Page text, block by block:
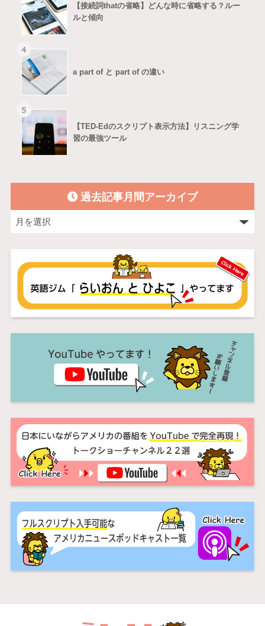
【接続詞thatの省略】どんな時に省略する？ルー
ルと傾向
4
a part of と part of の違い
5
【TED-Edのスクリプト表示方法】リスニング学
習の最強ツール
過去記事月間アーカイブ